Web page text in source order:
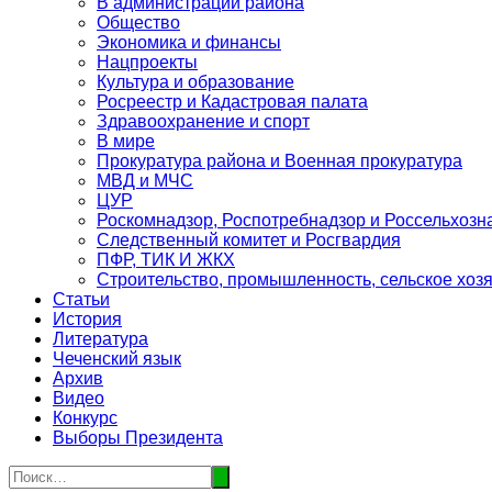
Общество
Экономика и финансы
Нацпроекты
Культура и образование
Росреестр и Кадастровая палата
Здравоохранение и спорт
В мире
Прокуратура района и Военная прокуратура
МВД и МЧС
ЦУР
Роскомнадзор, Роспотребнадзор и
Следственный комитет и Росгвардия
ПФР, ТИК И ЖКХ
Строительство, промышленность, сельское
Статьи
История
Литература
Чеченский язык
Архив
Видео
Конкурс
Выборы Президента